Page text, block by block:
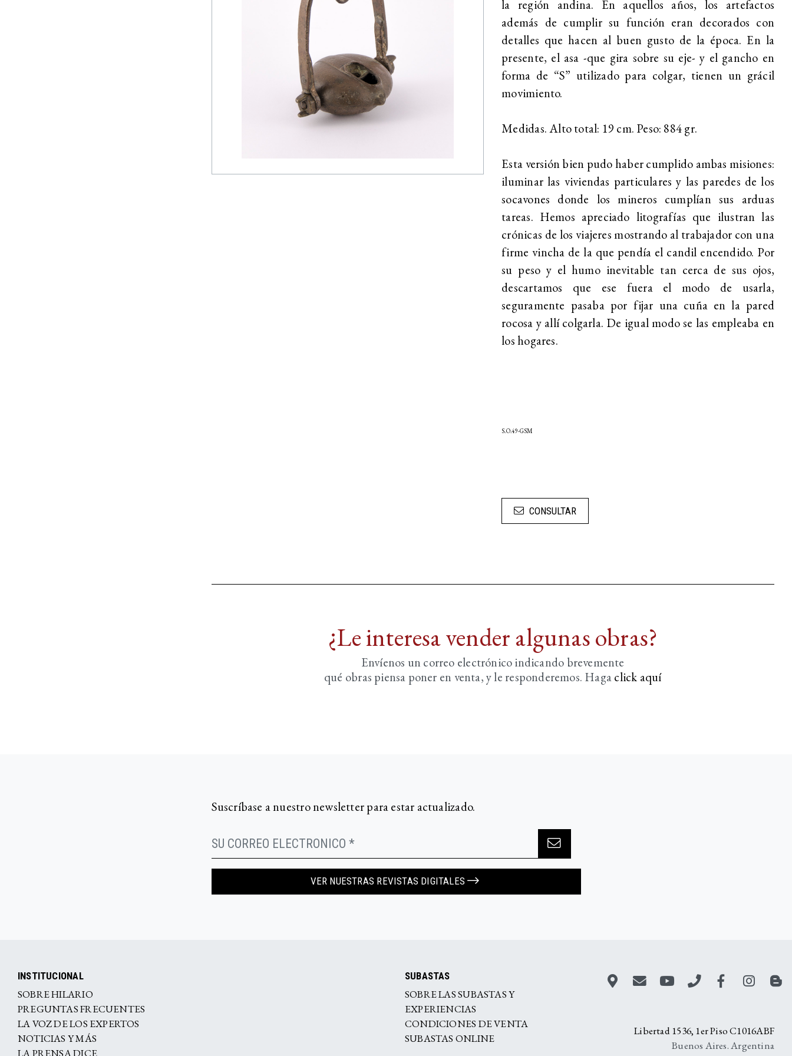
la región andina. En aquellos años, los artefactos
además de cumplir su función eran decorados con
detalles que hacen al buen gusto de la época. En la
presente, el asa -que gira sobre su eje- y el gancho en
forma de “S” utilizado para colgar, tienen un grácil
movimiento.
Medidas. Alto total: 19 cm. Peso: 884 gr.
Esta versión bien pudo haber cumplido ambas misiones:
iluminar las viviendas particulares y las paredes de los
socavones donde los mineros cumplían sus arduas
tareas. Hemos apreciado litografías que ilustran las
crónicas de los viajeres mostrando al trabajador con una
firme vincha de la que pendía el candil encendido. Por
su peso y el humo inevitable tan cerca de sus ojos,
descartamos que ese fuera el modo de usarla,
seguramente pasaba por fijar una cuña en la pared
rocosa y allí colgarla. De igual modo se las empleaba en
los hogares.
S.O.49-GSM
CONSULTAR
¿Le interesa vender algunas obras?
Envíenos un correo electrónico indicando brevemente
qué obras piensa poner en venta, y le responderemos. Hagaclick aquí­
Suscríbase a nuestro newsletter para estar actualizado.
VER NUESTRAS REVISTAS DIGITALES
INSTITUCIONAL
SOBRE HILARIO
PREGUNTAS FRECUENTES
LA VOZ DE LOS EXPERTOS
NOTICIAS Y MÁS
LA PRENSA DICE
SUBASTAS
SOBRE LAS SUBASTAS Y
EXPERIENCIAS
CONDICIONES DE VENTA
SUBASTAS ONLINE
Libertad 1536, 1er Piso C1016ABF
Buenos Aires. Argentina